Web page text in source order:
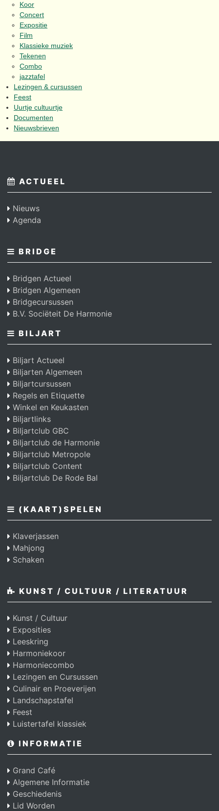
Koor
Concert
Expositie
Film
Klassieke muziek
Tekenen
Combo
jazztafel
Lezingen & cursussen
Feest
Uurtje cultuurtje
Documenten
Nieuwsbrieven
ACTUEEL
Nieuws
Agenda
BRIDGE
Bridgen Actueel
Bridgen Algemeen
Bridgecursussen
B.V. Sociëteit De Harmonie
BILJART
Biljart Actueel
Biljarten Algemeen
Biljartcursussen
Regels en Etiquette
Winkel en Keukasten
Biljartlinks
Biljartclub GBC
Biljartclub de Harmonie
Biljartclub Metropole
Biljartclub Content
Biljartclub De Rode Bal
(KAART)SPELEN
Klaverjassen
Mahjong
Schaken
KUNST / CULTUUR / LITERATUUR
Kunst / Cultuur
Exposities
Leeskring
Harmoniekoor
Harmoniecombo
Lezingen en Cursussen
Culinair en Proeverijen
Landschapstafel
Feest
Luistertafel klassiek
INFORMATIE
Grand Café
Algemene Informatie
Geschiedenis
Lid Worden